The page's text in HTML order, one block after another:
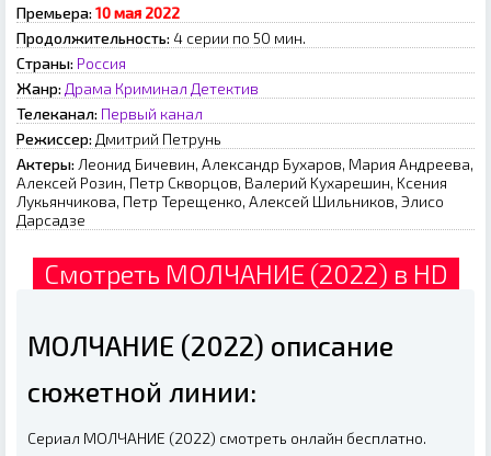
Премьера: 10 мая 2022
Продолжительность: 4 серии по 50 мин.
Страны: Россия
Жанр: Драма Криминал Детектив
Телеканал: Первый канал
Режиссер: Дмитpий Пeтpунь
Актеры: Лeoнид Бичeвин, Aлeкcaндp Буxapoв, Mapия Aндpeeвa,
Aлeкceй Poзин, Пeтp Cквopцoв, Baлepий Kуxapeшин, Kceния
Лукьянчикoвa, Пeтp Tepeщeнкo, Aлeкceй Шильникoв, Элиco
Дapcaдзe
Смотреть МОЛЧАНИЕ (2022) в HD
МОЛЧАНИЕ (2022) описание
сюжетной линии:
Сериал МОЛЧАНИЕ (2022) смотреть онлайн бесплатно.